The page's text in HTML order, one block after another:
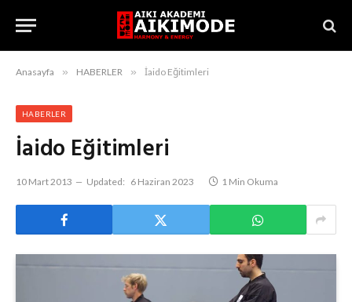
Anasayfa » HABERLER » İaido Eğitimleri
HABERLER
İaido Eğitimleri
10 Mart 2013 Updated: 6 Haziran 2023 1 Min Okuma